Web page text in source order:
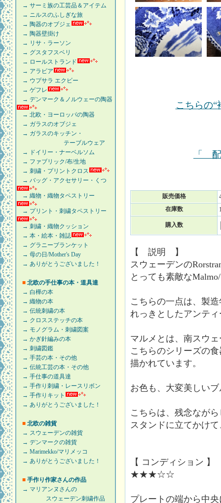
→ サーミ族の工芸品＆アイテム
→ ニルスのふしぎな旅
→ 陶器のオブジェ
→ 陶器壁掛け
→ リサ・ラーソン
→ グスタフスベリ
→ ロールストランド
→ アラビア
→ ウプサラ エクビー
→ ゲフレ
→ デンマーク＆ノルウェーの陶器
→ 北欧・ヨーロッパの陶器
→ ガラスのオブジェ
→ ガラスのキッチン・
テーブルウェア
→ ドイリー・ナーベルソム
→ ファブリック/布/生地
→ 刺繍・プリントクロス
→ バッグ・アクセサリー・くつ
→ 織物・織物タペストリー
→ プリント・刺繍タペストリー
→ 刺繍・織物クッション
→ 本・絵本・雑誌
→ グラニーブランケット
→ 母の日/Mother's Day
→ ありがとうございました！
■ 北欧の手仕事の本・道具達
→ 白樺の本
→ 織物の本
→ 伝統刺繍の本
→ クロスステッチの本
→ モノグラム・刺繍図案
→ かぎ針編みの本
→ 刺繍図鑑
→ 手芸の本・その他
→ 伝統工芸の本・その他
→ 手仕事の道具達
→ 手作り刺繍・レースリボン
→ 手作りキット
→ ありがとうございました！
■ 北欧の雑貨
→ スウェーデンの雑貨
→ デンマークの雑貨
→ Marimekko/マリメッコ
→ ありがとうございました！
■ 手作り作家さんの作品
→ マリアンヌさんの
スウェーデン刺繍作品
こちらの“
「
販売価格
在庫数
購入数
【 説明 】
スウェーデンの
とっても素敵な
こちらの一点は、製
れっきとしたアンテ
マルメとは、南スウ
こちらのシリーズの
描かれています。
お色も、大変美しい
こちらは、残念なが
スタンドに立てかけ
【 コンディション 】
★★★☆☆
プレートの端から中